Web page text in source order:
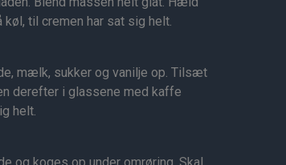
til cremen har sat sig helt.
mælk, sukker og vanilje op. Tilsæt
derefter i glassene med kaffe
helt.